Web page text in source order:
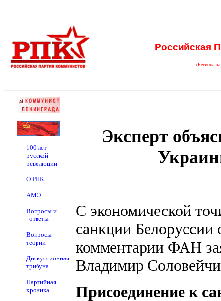
Российская
100 лет
русской
революции
О РПК
АМО
Вопросы и
ответы
Вопросы
теории
Дискуссионная
трибуна
Партийная
хроника
Эксперт
С экономической
санкции Белоруссии
комментарии ФАН
Владимир
Присоединение к